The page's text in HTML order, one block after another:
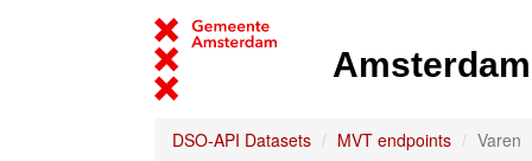
DSO-API Datasets MVT endpoints Varen